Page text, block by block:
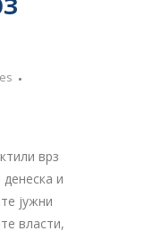
врз
и
јужни
власти,